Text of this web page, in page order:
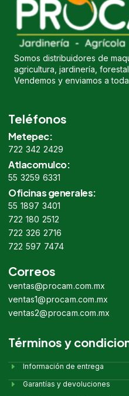
Somos distribuidores de
agricultura, jardinería,
Vendemos y enviamos a
Teléfonos
Metepec:
722 342 2429
Atlacomulco:
55 3259 6331
Oficinas generales:
55 1897 3401
722 180 2512
722 326 2716
722 597 7474
Correos
ventas@procam.com.mx
ventas1@procam.com.mx
ventas2@procam.com.mx
Términos y
Información de entrega
Garantías y devoluciones